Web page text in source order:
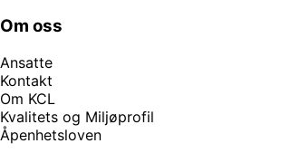
Om oss
Ansatte
Kontakt
Om KCL
Kvalitets og Miljøprofil
Åpenhetsloven